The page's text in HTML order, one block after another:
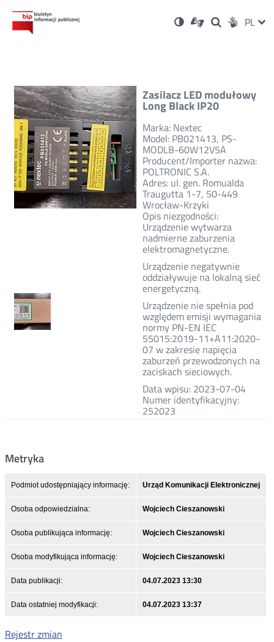
Ustawienia
Wersja
kontrastowa
Dla
niesłyszących
OtwórzOtwórz
w
Otwórz
w
Social PL
Zasilacz LED modułowy
Long Black IP20
Marka: Nextec
Model: PB021413, PS-
MODLB-60W12V5A
Producent/Importer nazwa:
POLTRONIC S.A.
Adres: ul. gen. Romualda
Traugutta 1-7, 50-449
Wrocław-Krzyki
Opis niezgodności:
Urządzenie wytwarza
nadmierne zaburzenia
elektromagnetyczne.
Urządzenie negatywnie
oddziaływuje na lokalną sieć
energetyczną.
Urządzenie nie spełnia pod
względem emisji wymagania
normy PN-EN IEC
55015:2019-11+A11:2020-
07 w zakresie napięcia
zaburzeń przewodzonych na
zaciskach sieciowych.
Data wpisu: 2023-07-04
Numer identyfikacyjny:
252023
Metryka
Podmiot udostępniający informację: Urząd Komunikacji Elektronicznej
Osoba odpowiedzialna: Wojciech Cieszanowski
Osoba publikująca informację: Wojciech Cieszanowski
Osoba modyfikująca informację: Wojciech Cieszanowski
Data publikacji: 04.07.2023 13:30
Data ostatniej modyfikacji: 04.07.2023 13:37
Rejestr zmian